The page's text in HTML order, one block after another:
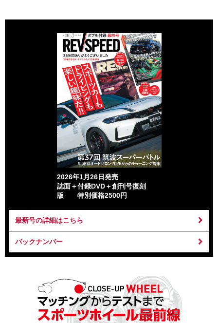
2026年1月26日発売
誌面＋付録DVD＋創刊号復刻
版 特別価格2500円
最新号の詳細はこちら
バックナンバー